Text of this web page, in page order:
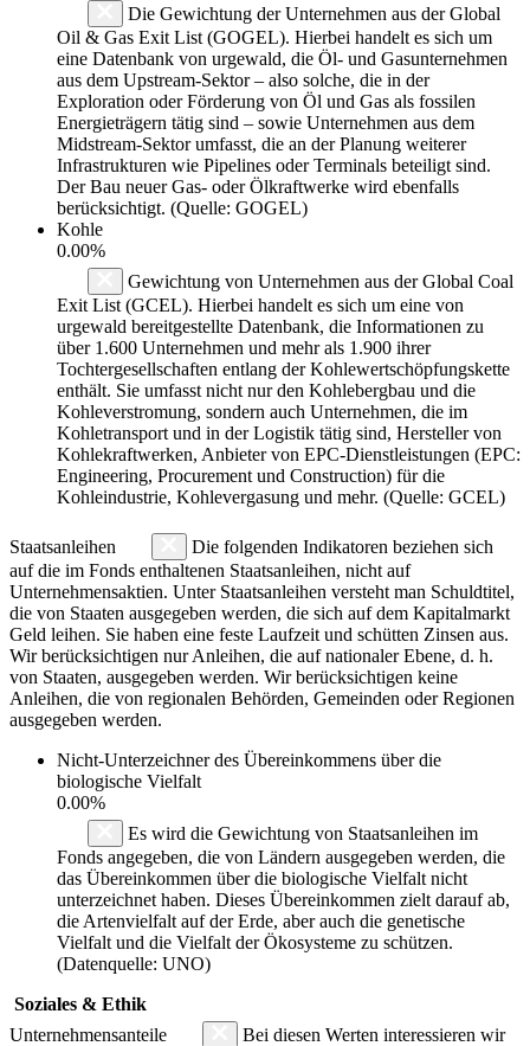
Die Gewichtung der Unternehmen aus der Global
Oil & Gas Exit List (GOGEL). Hierbei handelt es sich um
eine Datenbank von urgewald, die Öl- und Gasunternehmen
aus dem Upstream-Sektor – also solche, die in der
Exploration oder Förderung von Öl und Gas als fossilen
Energieträgern tätig sind – sowie Unternehmen aus dem
Midstream-Sektor umfasst, die an der Planung weiterer
Infrastrukturen wie Pipelines oder Terminals beteiligt sind.
Der Bau neuer Gas- oder Ölkraftwerke wird ebenfalls
berücksichtigt. (Quelle: GOGEL)
Kohle
0.00%
Gewichtung von Unternehmen aus der Global Coal
Exit List (GCEL). Hierbei handelt es sich um eine von
urgewald bereitgestellte Datenbank, die Informationen zu
über 1.600 Unternehmen und mehr als 1.900 ihrer
Tochtergesellschaften entlang der Kohlewertschöpfungskette
enthält. Sie umfasst nicht nur den Kohlebergbau und die
Kohleverstromung, sondern auch Unternehmen, die im
Kohletransport und in der Logistik tätig sind, Hersteller von
Kohlekraftwerken, Anbieter von EPC-Dienstleistungen (EPC:
Engineering, Procurement und Construction) für die
Kohleindustrie, Kohlevergasung und mehr. (Quelle: GCEL)
Staatsanleihen
Die folgenden Indikatoren beziehen sich
auf die im Fonds enthaltenen Staatsanleihen, nicht auf
Unternehmensaktien. Unter Staatsanleihen versteht man Schuldtitel,
die von Staaten ausgegeben werden, die sich auf dem Kapitalmarkt
Geld leihen. Sie haben eine feste Laufzeit und schütten Zinsen aus.
Wir berücksichtigen nur Anleihen, die auf nationaler Ebene, d. h.
von Staaten, ausgegeben werden. Wir berücksichtigen keine
Anleihen, die von regionalen Behörden, Gemeinden oder Regionen
ausgegeben werden.
Nicht-Unterzeichner des Übereinkommens über die
biologische Vielfalt
0.00%
Es wird die Gewichtung von Staatsanleihen im
Fonds angegeben, die von Ländern ausgegeben werden, die
das Übereinkommen über die biologische Vielfalt nicht
unterzeichnet haben. Dieses Übereinkommen zielt darauf ab,
die Artenvielfalt auf der Erde, aber auch die genetische
Vielfalt und die Vielfalt der Ökosysteme zu schützen.
(Datenquelle: UNO)
Soziales & Ethik
Unternehmensanteile
Bei diesen Werten interessieren wir